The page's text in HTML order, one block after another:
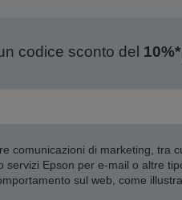
codice sconto del 10%*
comunicazioni di marketing, tra
Epson per e-mail o altre
sul web, come